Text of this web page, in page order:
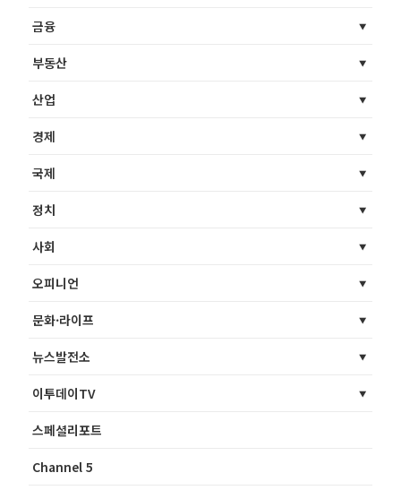
금융
부동산
산업
경제
국제
정치
사회
오피니언
문화·라이프
뉴스발전소
이투데이TV
스페셜리포트
Channel 5